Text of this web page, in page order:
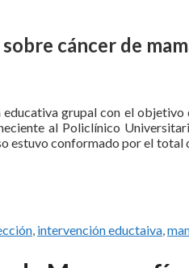
cáncer de
grupal con el
al Policlínico
estuvo conformado por el
, intervención eductaiva,